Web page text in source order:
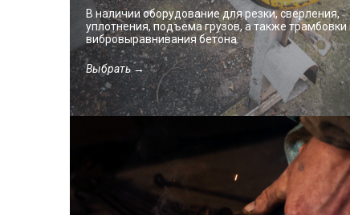
В наличии оборудование для резки, сверления,
уплотнения, подъема грузов, а также трамбовки
вибровыравнивания бетона.
Выбрать →